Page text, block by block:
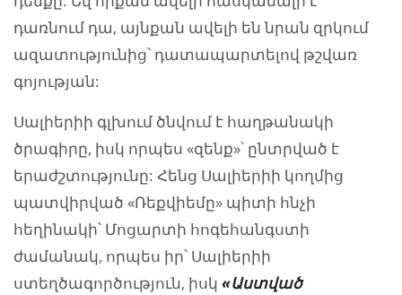
դառնում դա, այնքան ավելի են նրան զրկում
ազատությունից՝ դատապարտելով թշվառ
գոյության:
Սալիերիի գլխում ծնվում է հաղթանակի
ծրագիրը, իսկ որպես «զենք»՝ ընտրված է
երաժշտությունը: Հենց Սալիերիի կողմից
պատվիրված «Ռեքվիեմը» պիտի հնչի
հեղինակի՝ Մոցարտի հոգեհանգստի
ժամանակ, որպես իր՝ Սալիերիի
ստեղծագործություն, իսկ «Աստված